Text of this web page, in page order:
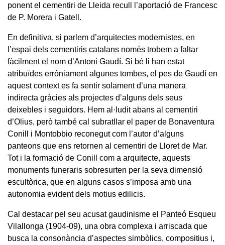
ponent el cementiri de Lleida recull l’aportació de Francesc
de P. Morera i Gatell.
En definitiva, si parlem d’arquitectes modernistes, en
l’espai dels cementiris catalans només trobem a faltar
fàcilment el nom d’Antoni Gaudí. Si bé li han estat
atribuïdes erròniament algunes tombes, el pes de Gaudí en
aquest context es fa sentir solament d’una manera
indirecta gràcies als projectes d’alguns dels seus
deixebles i seguidors. Hem al·ludit abans al cementiri
d’Olius, però també cal subratllar el paper de Bonaventura
Conill i Montobbio reconegut com l’autor d’alguns
panteons que ens retornen al cementiri de Lloret de Mar.
Tot i la formació de Conill com a arquitecte, aquests
monuments funeraris sobresurten per la seva dimensió
escultòrica, que en alguns casos s’imposa amb una
autonomia evident dels motius edilicis.
Cal destacar pel seu acusat gaudinisme el Panteó Esqueu
Vilallonga (1904-09), una obra complexa i arriscada que
busca la consonància d’aspectes simbòlics, compositius i,